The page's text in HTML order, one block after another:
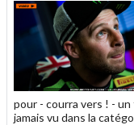
pour - courra vers ! -
jamais vu dans la